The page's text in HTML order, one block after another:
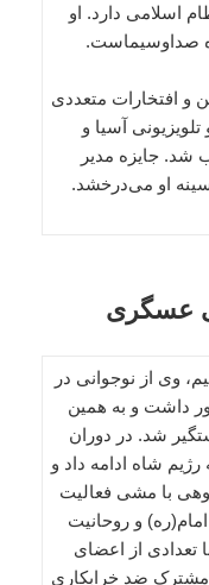
اسلامی دارد. او
صداوسیماست.
و افتخارات متعددی
آسیا و
شد. جایزه مدیر
او می‌درخشد.
عسگری
وی از نوجوانی در
داشت و به همین
دستگیر شد. در دوران
شاه ادامه داد و
با مشی فعالیت
و روحانیت
سال 1357 همراه با تعدادی از اعضای
مشترک ضد خرابکاری